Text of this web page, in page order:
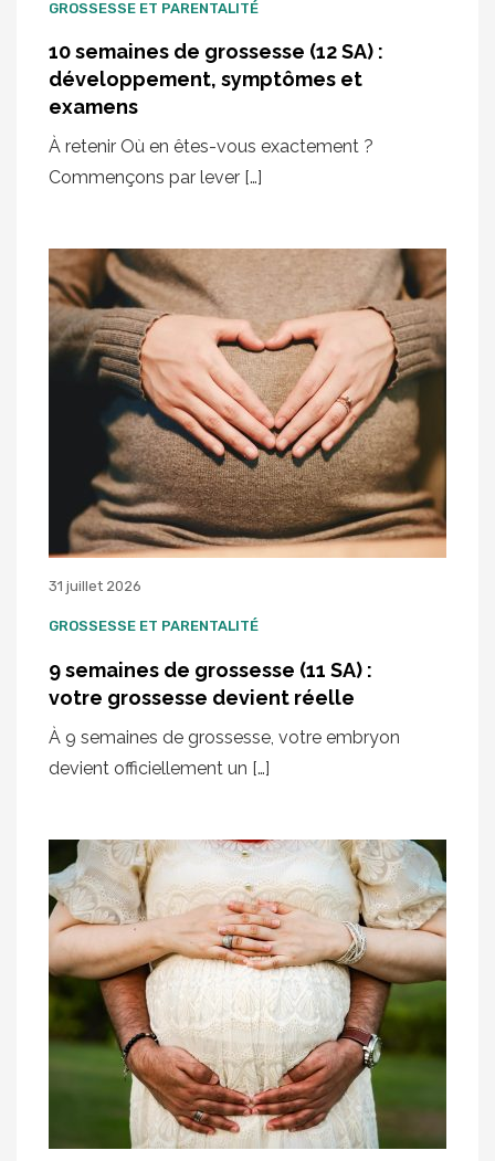
GROSSESSE ET PARENTALITÉ
10 semaines de grossesse (12 SA) :
développement, symptômes et
examens
À retenir Où en êtes-vous exactement ?
Commençons par lever […]
31 juillet 2026
GROSSESSE ET PARENTALITÉ
9 semaines de grossesse (11 SA) :
votre grossesse devient réelle
À 9 semaines de grossesse, votre embryon
devient officiellement un […]